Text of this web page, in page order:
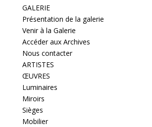
GALERIE
Présentation de la galerie
Venir à la Galerie
Accéder aux Archives
Nous contacter
ARTISTES
ŒUVRES
Luminaires
Miroirs
Sièges
Mobilier